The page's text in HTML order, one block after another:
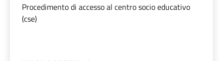
Procedimento di accesso al centro socio educativo
(cse)